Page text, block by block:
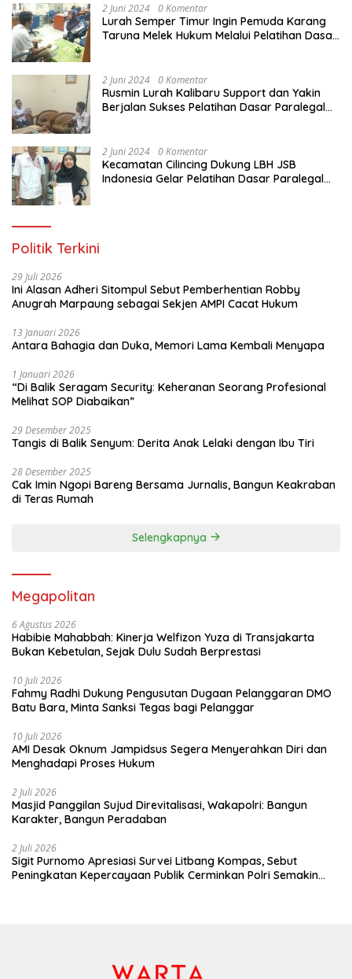
2 Juni 2024 0 Komentar
Lurah Semper Timur Ingin Pemuda Karang
Taruna Melek Hukum Melalui Pelatihan Dasar
2 Juni 2024 0 Komentar
Rusmin Lurah Kalibaru Support dan Yakin
Berjalan Sukses Pelatihan Dasar Paralegal
2 Juni 2024 0 Komentar
Kecamatan Cilincing Dukung LBH JSB
Indonesia Gelar Pelatihan Dasar Paralegal
Politik Terkini
29 Juli 2026
Ini Alasan Adheri Sitompul Sebut Pemberhentian Robby
Anugrah Marpaung sebagai Sekjen AMPI Cacat Hukum
13 Januari 2026
Antara Bahagia dan Duka, Memori Lama Kembali Menyapa
1 Januari 2026
“Di Balik Seragam Security: Keheranan Seorang Profesional
Melihat SOP Diabaikan”
29 Desember 2025
Tangis di Balik Senyum: Derita Anak Lelaki dengan Ibu Tiri
28 Desember 2025
Cak Imin Ngopi Bareng Bersama Jurnalis, Bangun Keakraban
di Teras Rumah
Selengkapnya
Megapolitan
6 Agustus 2026
Habibie Mahabbah: Kinerja Welfizon Yuza di Transjakarta
Bukan Kebetulan, Sejak Dulu Sudah Berprestasi
10 Juli 2026
Fahmy Radhi Dukung Pengusutan Dugaan Pelanggaran DMO
Batu Bara, Minta Sanksi Tegas bagi Pelanggar
10 Juli 2026
AMI Desak Oknum Jampidsus Segera Menyerahkan Diri dan
Menghadapi Proses Hukum
2 Juli 2026
Masjid Panggilan Sujud Direvitalisasi, Wakapolri: Bangun
Karakter, Bangun Peradaban
2 Juli 2026
Sigit Purnomo Apresiasi Survei Litbang Kompas, Sebut
Peningkatan Kepercayaan Publik Cerminkan Polri Semakin